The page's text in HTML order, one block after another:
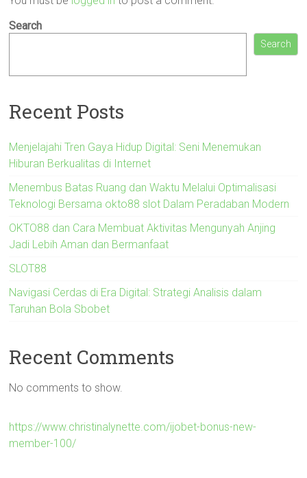
Search
Search
Recent Posts
Menjelajahi Tren Gaya Hidup Digital: Seni Menemukan
Hiburan Berkualitas di Internet
Menembus Batas Ruang dan Waktu Melalui Optimalisasi
Teknologi Bersama okto88 slot Dalam Peradaban Modern
OKTO88 dan Cara Membuat Aktivitas Mengunyah Anjing
Jadi Lebih Aman dan Bermanfaat
SLOT88
Navigasi Cerdas di Era Digital: Strategi Analisis dalam
Taruhan Bola Sbobet
Recent Comments
No comments to show.
https://www.christinalynette.com/ijobet-bonus-new-
member-100/